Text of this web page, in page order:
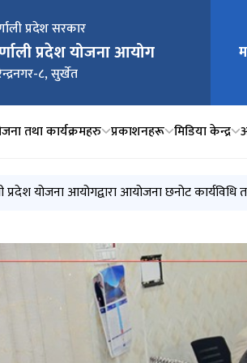
प्रदेश सरकार
प्रदेश योजना आयोग
८, सुर्खेत
मुख्य
तथा कार्यक्रमहरु प्रकाशनहरू मिडिया केन्द्र
प्रस्ताव तथा छनोट प्रक्रिया सम्बन्धी (दोस्रो
प्रदेश योजना आयोगद्वारा आयोजना छनोट कार्यविधि
प्रदेश आयोजना बैंक सम्बन्धी मापदण्ड संशोधन र
प्रदेश योजना आयोगको वार्षिक प्रगति समीक्षा र
खर्च संरचना (आ.व. २०८२/८३ - २०८४/८५)